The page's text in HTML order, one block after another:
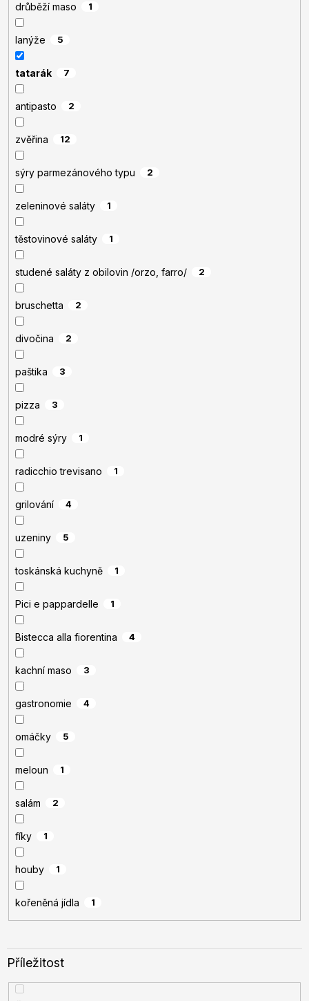
drůběží maso 1
lanýže 5
tatarák 7
antipasto 2
zvěřina 12
sýry parmezánového typu 2
zeleninové saláty 1
těstovinové saláty 1
studené saláty z obilovin /orzo, farro/ 2
bruschetta 2
divočina 2
paštika 3
pizza 3
modré sýry 1
radicchio trevisano 1
grilování 4
uzeniny 5
toskánská kuchyně 1
Pici e pappardelle 1
Bistecca alla fiorentina 4
kachní maso 3
gastronomie 4
omáčky 5
meloun 1
salám 2
fíky 1
houby 1
kořeněná jídla 1
Příležitost